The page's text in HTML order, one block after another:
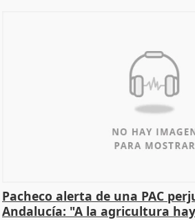
Pacheco alerta de una PAC
Andalucía: "A la agricultura